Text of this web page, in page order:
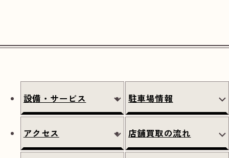
設備・サービス 駐車場情報
アクセス 店舗買取の流れ